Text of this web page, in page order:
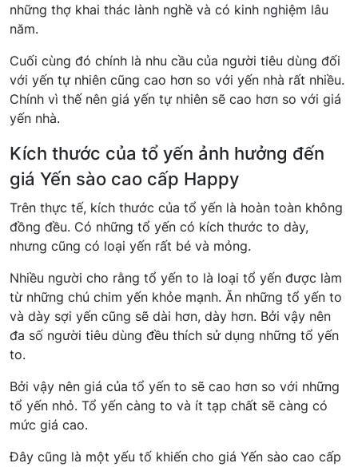
những thợ khai thác lành nghề và có kinh nghiệm lâu
năm.
Cuối cùng đó chính là nhu cầu của người tiêu dùng đối
với yến tự nhiên cũng cao hơn so với yến nhà rất nhiều.
Chính vì thế nên giá yến tự nhiên sẽ cao hơn so với giá
yến nhà.
Kích thước của tổ yến ảnh hưởng đến
giá Yến sào cao cấp Happy
Trên thực tế, kích thước của tổ yến là hoàn toàn không
đồng đều. Có những tổ yến có kích thước to dày,
nhưng cũng có loại yến rất bé và mỏng.
Nhiều người cho rằng tổ yến to là loại tổ yến được làm
từ những chú chim yến khỏe mạnh. Ăn những tổ yến to
và dày sợi yến cũng sẽ dài hơn, dày hơn. Bởi vậy nên
đa số người tiêu dùng đều thích sử dụng những tổ yến
to.
Bởi vậy nên giá của tổ yến to sẽ cao hơn so với những
tổ yến nhỏ. Tổ yến càng to và ít tạp chất sẽ càng có
mức giá cao.
Đây cũng là một yếu tố khiến cho giá Yến sào cao cấp